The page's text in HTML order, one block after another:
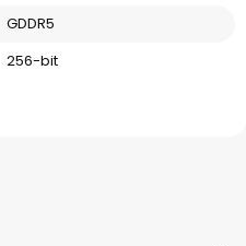
GDDR5
256-bit